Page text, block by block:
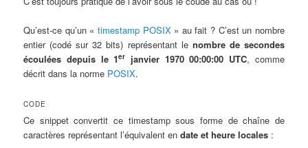
Qu’est-ce qu’un « timestamp POSIX» au fait ? C’est un nombre
entier (codé sur 32 bits) représentant le nombre de secondes
écoulées depuis le 1er janvier 1970 00:00:00 UTC, comme
décrit dans la norme POSIX.
CODE
Ce snippet convertit ce timestamp sous forme de chaîne de
caractères représentant l’équivalent endate et heure locales :